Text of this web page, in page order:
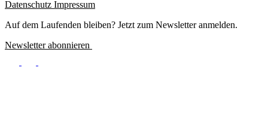
Footer
Meta
Datenschutz Impressum
Auf dem Laufenden bleiben? Jetzt zum Newsletter anmelden.
Newsletter abonnieren